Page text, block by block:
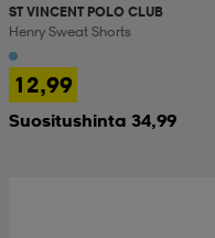
ST VINCENT POLO CLUB
Henry Sweat Shorts
12,99
Suositushinta 34,99